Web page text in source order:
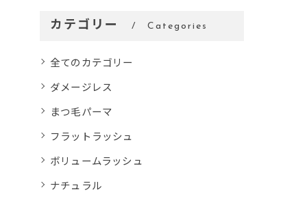
カテゴリー Categories
全てのカテゴリー
ダメージレス
まつ毛パーマ
フラットラッシュ
ボリュームラッシュ
ナチュラル